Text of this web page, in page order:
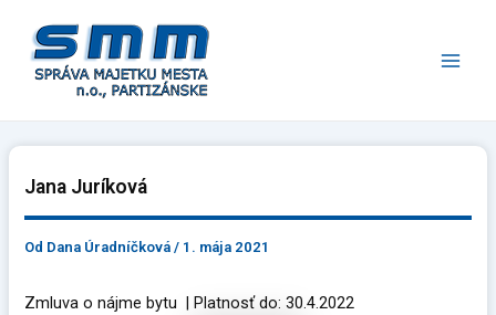
obsah
Jana Juríková
Od Dana Úradníčková/ 1. mája 2021
Zmluva o nájme bytu | Platnosť do: 30.4.2022